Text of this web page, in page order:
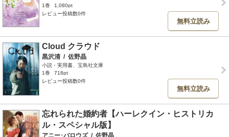
1巻
1,080pt
レビュー投稿数0件
無料立読み
Cloud クラウド
黒沢清 / 佐野晶
小説・実用書、宝島社文庫
1巻
718pt
レビュー投稿数0件
無料立読み
忘れられた婚約者【ハーレクイン・ヒストリカ
ル・スペシャル版】